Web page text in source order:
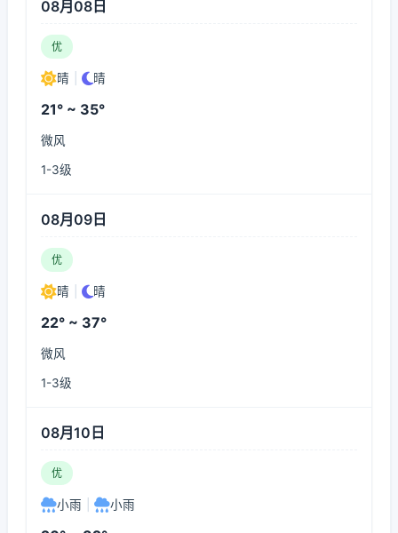
08月08日
优
晴 晴
21° ~ 35°
微风
1-3级
08月09日
优
晴 晴
22° ~ 37°
微风
1-3级
08月10日
优
小雨 小雨